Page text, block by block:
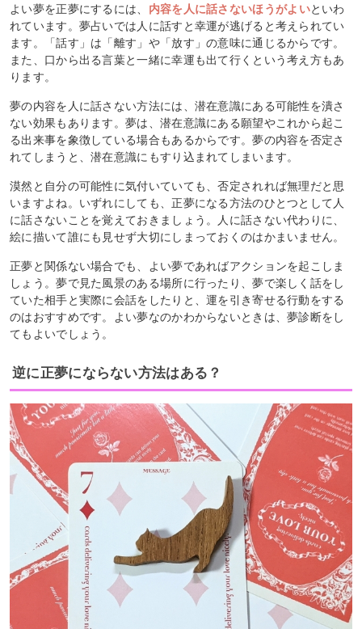
よい夢を正夢にするには、 内容を人に話さないほうがよいといわ
れています。夢占いでは人に話すと幸運が逃げると考えられてい
ます。「話す」は「離す」や「放す」の意味に通じるからです。
また、口から出る言葉と一緒に幸運も出て行くという考え方もあ
ります。
夢の内容を人に話さない方法には、潜在意識にある可能性を潰さ
ない効果もあります。夢は、潜在意識にある願望やこれから起こ
る出来事を象徴している場合もあるからです。夢の内容を否定さ
れてしまうと、潜在意識にもすり込まれてしまいます。
漠然と自分の可能性に気付いていても、否定されれば無理だと思
いますよね。いずれにしても、正夢になる方法のひとつとして人
に話さないことを覚えておきましょう。人に話さない代わりに、
絵に描いて誰にも見せず大切にしまっておくのはかまいません。
正夢と関係ない場合でも、よい夢であればアクションを起こしま
しょう。夢で見た風景のある場所に行ったり、夢で楽しく話をし
ていた相手と実際に会話をしたりと、運を引き寄せる行動をする
のはおすすめです。よい夢なのかわからないときは、夢診断をし
てもよいでしょう。
逆に正夢にならない方法はある？